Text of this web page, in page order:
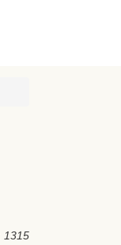
1315